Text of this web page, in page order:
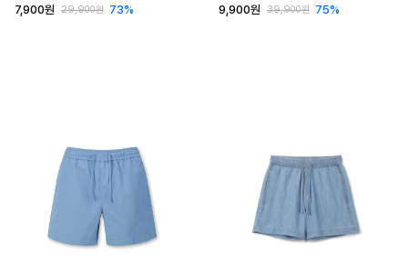
7,900원
29,900원 73%
9,900원
39,900원 75%